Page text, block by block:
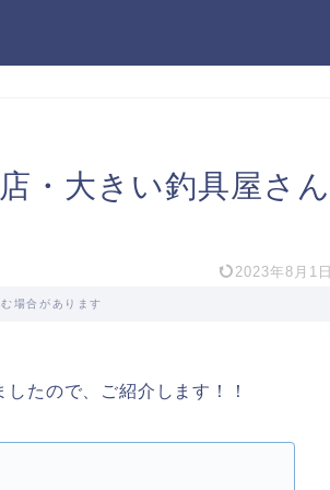
・大きい釣具屋さん
2023年8月1日
場合があります
たので、ご紹介します！！